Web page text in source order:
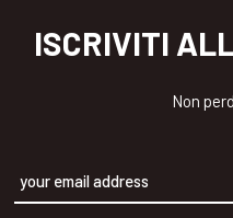
ISCRIVITI
Non